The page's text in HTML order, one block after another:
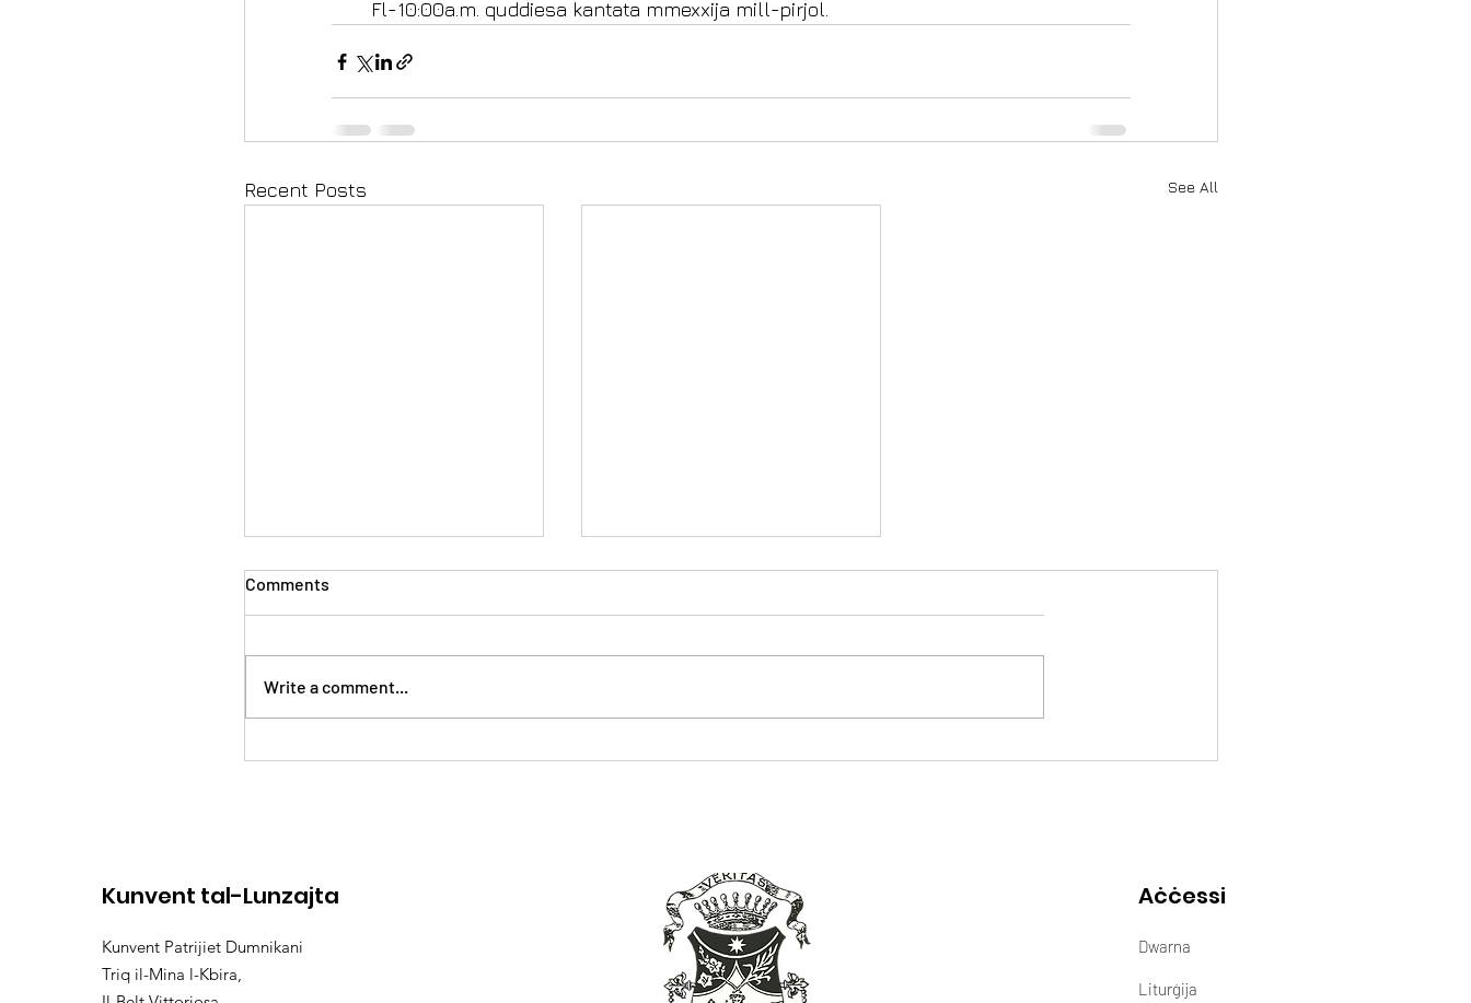
Fl-10:00a.m. quddiesa kantata mmexxija mill-pirjol.
Recent Posts See All
Comments
Write a comment...
Kunvent tal-Lunzajta
Kunvent Patrijiet Dumnikani
Triq il-Mina l-Kbira,
Aċċessi
Dwarna
Liturġija